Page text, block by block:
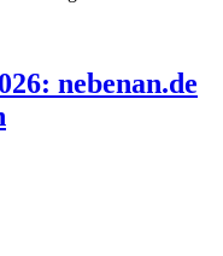
nebenan.de